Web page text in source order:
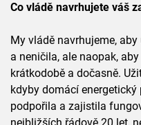
Co vládě navrhujete váš
My vládě navrhujeme,
a neničila, ale naopak,
krátkodobě a dočasně.
kdyby domácí
podpořila a zajistila